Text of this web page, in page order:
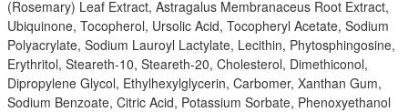
(Rosemary) Leaf Extract, Astragalus Membranaceus Root Extract,
Ubiquinone, Tocopherol, Ursolic Acid, Tocopheryl Acetate, Sodium
Polyacrylate, Sodium Lauroyl Lactylate, Lecithin, Phytosphingosine,
Erythritol, Steareth-10, Steareth-20, Cholesterol, Dimethiconol,
Dipropylene Glycol, Ethylhexylglycerin, Carbomer, Xanthan Gum,
Sodium Benzoate, Citric Acid, Potassium Sorbate, Phenoxyethanol